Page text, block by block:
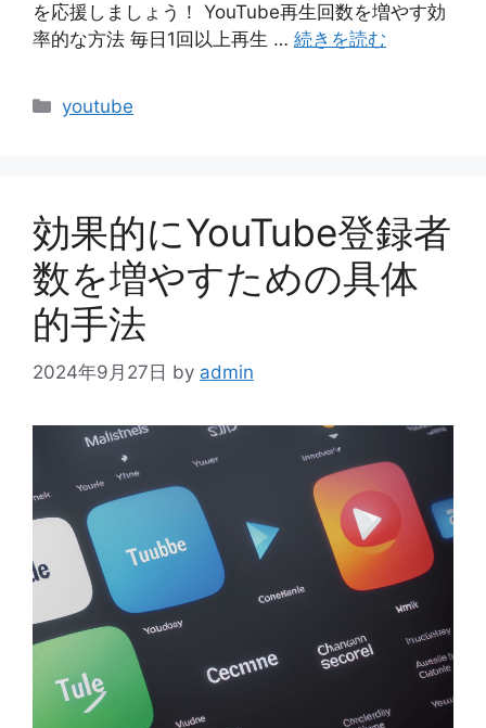
を応援しましょう！ YouTube再生回数を増やす効
率的な方法 毎日1回以上再生 … 続きを読む
カ
ー
youtube
効果的にYouTube登録者
数を増やすための具体
的手法
2024年9月27日 by admin